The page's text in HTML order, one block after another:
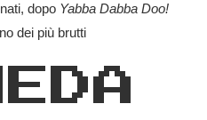
dopo Yabba Dabba Doo!
dei più brutti